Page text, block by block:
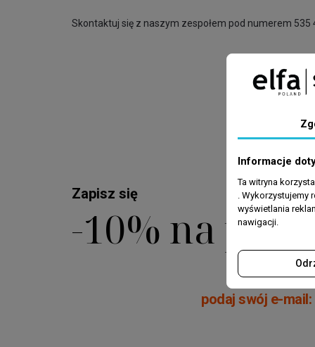
Skontaktuj się z naszym zespołem pod numerem
Zapisz się
-10% na
podaj swój e-mail:
Informacje
Ta witryna
. Wykorzystujemy
wyświetlania
nawigacji.